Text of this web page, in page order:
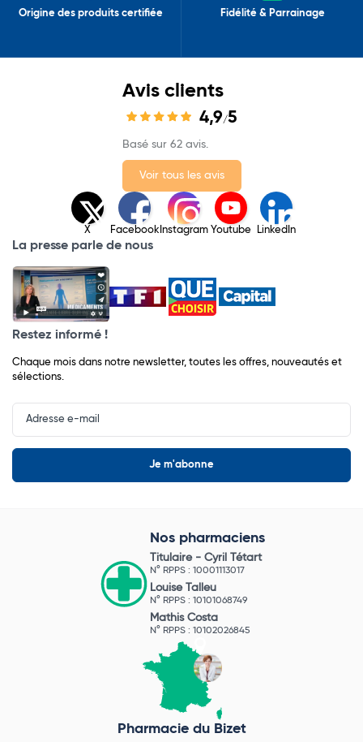
Origine des produits certifiée Fidélité & Parrainage
Avis clients
4,9/5
Basé sur 62 avis.
Voir tous les avis
X Facebook Instagram Youtube LinkedIn
La presse parle de nous
Restez informé !
Chaque mois dans notre newsletter, toutes les offres, nouveautés et
sélections.
Input
Newsletter
Nos pharmaciens
Titulaire - Cyril Tétart
N° RPPS : 10001113017
Louise Talleu
N° RPPS : 10101068749
Mathis Costa
N° RPPS : 10102026845
Pharmacie du Bizet